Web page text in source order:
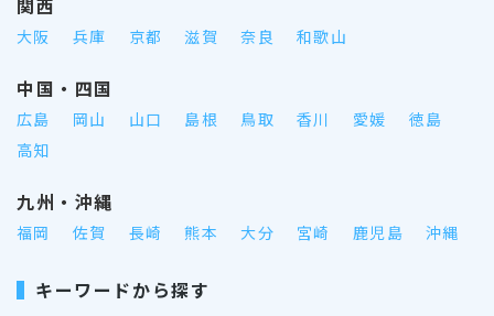
大阪 兵庫 京都 滋賀 奈良 和歌山
中国・四国
広島 岡山 山口 島根 鳥取 香川 愛媛
徳島
高知
九州・沖縄
福岡 佐賀 長崎 熊本 大分 宮崎 鹿児島 沖縄
キーワードから探す